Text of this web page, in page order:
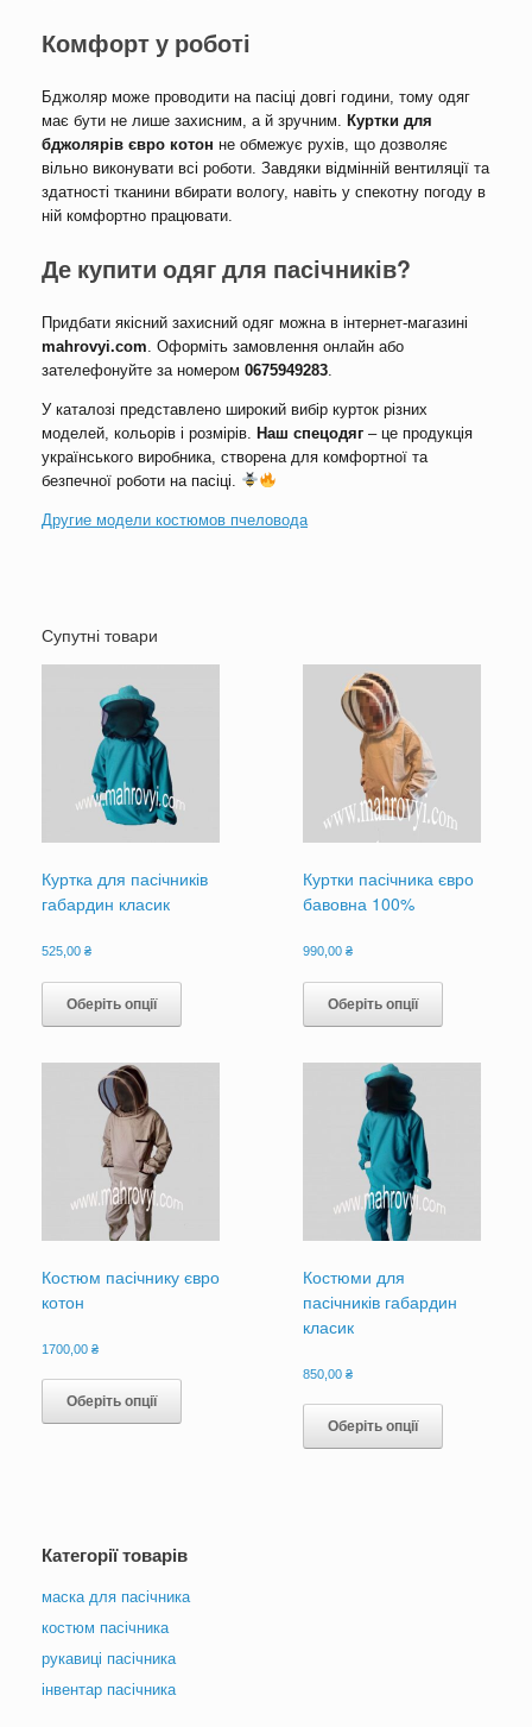
Комфорт у роботі
Бджоляр може проводити на пасіці довгі години, тому одяг
має бути не лише захисним, а й зручним.
Куртки для
бджолярів євро котон не обмежує рухів, що дозволяє
вільно виконувати всі роботи. Завдяки відмінній вентиляції та
здатності тканини вбирати вологу, навіть у спекотну погоду в
ній комфортно працювати.
Де купити одяг для пасічників?
Придбати якісний захисний одяг можна в інтернет-магазині
mahrovyi.com . Оформіть замовлення онлайн або
зателефонуйте за номером 0675949283
У каталозі представлено широкий вибір курток різних
моделей, кольорів і розмірів.
Наш спецодяг – це продукція
українського виробника, створена для комфортної та
безпечної роботи на пасіці.
Другие модели костюмов пчеловода
Супутні товари
Куртка для пасічників
габардин класик
525,00 ₴
Оберіть опції
має
варіантів.
товару
Куртки пасічника євро
бавовна 100%
990,00₴
Оберіть опції
має
варіантів.
Костюм пасічнику євро
котон
1700,00 ₴
Оберіть опції
має
на
товару
Костюми для
пасічників габардин
класик
850,00₴
Оберіть опції
має
Категорії товарів
маска для пасічника
костюм пасічника
рукавиці пасічника
інвентар пасічника